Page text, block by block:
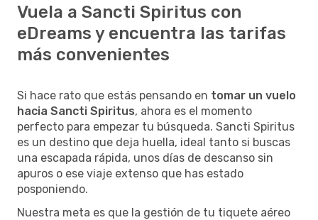
Vuela a Sancti Spiritus con
eDreams y encuentra las tarifas
más convenientes
Si hace rato que estás pensando en tomar un vuelo
hacia Sancti Spiritus, ahora es el momento
perfecto para empezar tu búsqueda. Sancti Spiritus
es un destino que deja huella, ideal tanto si buscas
una escapada rápida, unos días de descanso sin
apuros o ese viaje extenso que has estado
posponiendo.
Nuestra meta es que la gestión de tu tiquete aéreo